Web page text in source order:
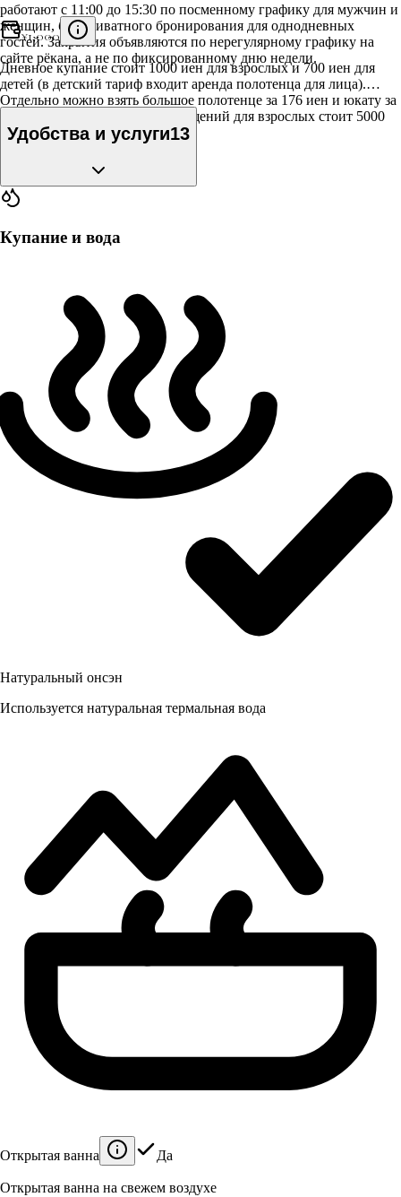
работают с 11:00 до 15:30 по посменному графику для мужчин и
женщин, без приватного бронирования для однодневных
гостей. Закрытия объявляются по нерегулярному графику на
сайте рёкана, а не по фиксированному дню недели.
¥1,000
Дневное купание стоит 1000 иен для взрослых и 700 иен для
детей (в детский тариф входит аренда полотенца для лица).
Отдельно можно взять большое полотенце за 176 иен и юкату за
440 иен, а абонемент на 6 посещений для взрослых стоит 5000
иен.
Удобства и услуги13
Купание и вода
Натуральный онсэн
Используется натуральная термальная вода
Открытая ванна Да
Открытая ванна на свежем воздухе